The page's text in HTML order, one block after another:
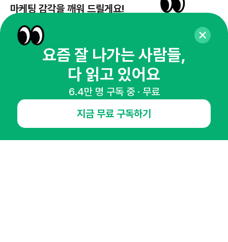
마케팅 감각을 깨워 드릴게요!
뉴스레터 구독하기
오픈애즈란
요즘 잘 나가는 사람들,
다 읽고 있어요
6.4만 명 구독 중 · 무료
지금 무료 구독하기